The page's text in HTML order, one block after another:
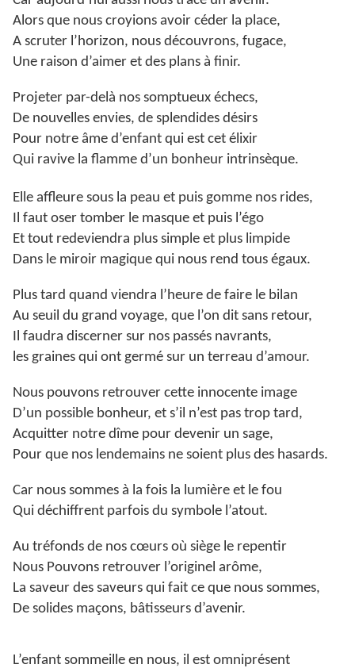
Alors que nous croyions avoir céder la place,
A scruter l’horizon, nous découvrons, fugace,
Une raison d’aimer et des plans à finir.
Projeter par-delà nos somptueux échecs,
De nouvelles envies, de splendides désirs
Pour notre âme d’enfant qui est cet élixir
Qui ravive la flamme d’un bonheur intrinsèque.
Elle affleure sous la peau et puis gomme nos rides,
Il faut oser tomber le masque et puis l’égo
Et tout redeviendra plus simple et plus limpide
Dans le miroir magique qui nous rend tous égaux.
Plus tard quand viendra l’heure de faire le bilan
Au seuil du grand voyage, que l’on dit sans retour,
Il faudra discerner sur nos passés navrants,
les graines qui ont germé sur un terreau d’amour.
Nous pouvons retrouver cette innocente image
D’un possible bonheur, et s’il n’est pas trop tard,
Acquitter notre dîme pour devenir un sage,
Pour que nos lendemains ne soient plus des hasards.
Car nous sommes à la fois la lumière et le fou
Qui déchiffrent parfois du symbole l’atout.
Au tréfonds de nos cœurs où siège le repentir
Nous Pouvons retrouver l’originel arôme,
La saveur des saveurs qui fait ce que nous sommes,
De solides maçons, bâtisseurs d’avenir.
L’enfant sommeille en nous, il est omniprésent